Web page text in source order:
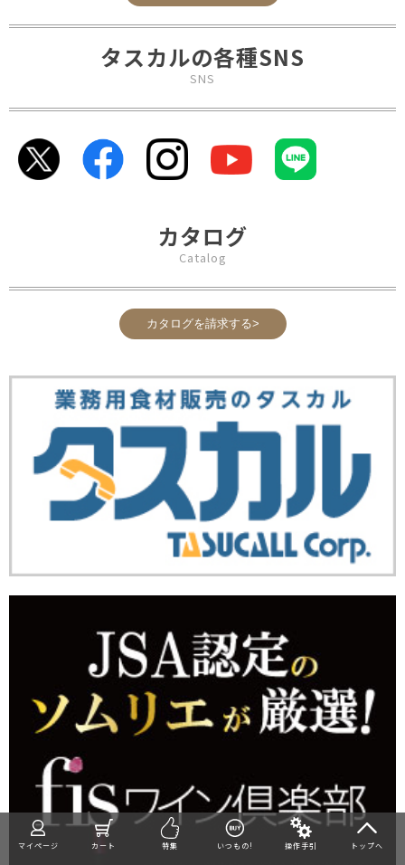
タスカルの各種SNS
SNS
カタログ
Catalog
カタログを請求する>
マイページ カート 特集 いつもの! 操作手引 トップへ